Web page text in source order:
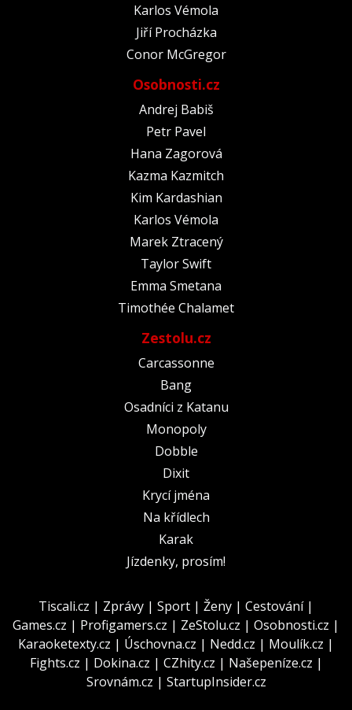
Karlos Vémola
Jiří Procházka
Conor McGregor
Osobnosti.cz
Andrej Babiš
Petr Pavel
Hana Zagorová
Kazma Kazmitch
Kim Kardashian
Karlos Vémola
Marek Ztracený
Taylor Swift
Emma Smetana
Timothée Chalamet
Zestolu.cz
Carcassonne
Bang
Osadníci z Katanu
Monopoly
Dobble
Dixit
Krycí jména
Na křídlech
Karak
Jízdenky, prosím!
Tiscali.cz | Zprávy | Sport | Ženy | Cestování|
Games.cz | Profigamers.cz | ZeStolu.cz | Osobnosti.cz |
Karaoketexty.cz | Úschovna.cz | Nedd.cz | Moulík.cz |
Fights.cz | Dokina.cz | CZhity.cz | Našepeníze.cz |
Srovnám.cz | StartupInsider.cz